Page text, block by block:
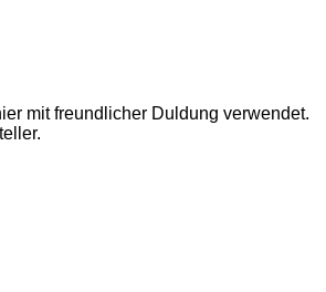
mit freundlicher Duldung verwendet.